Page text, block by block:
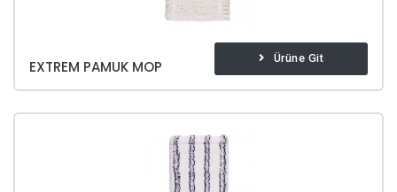
EXTREM PAMUK MOP Ürüne Git